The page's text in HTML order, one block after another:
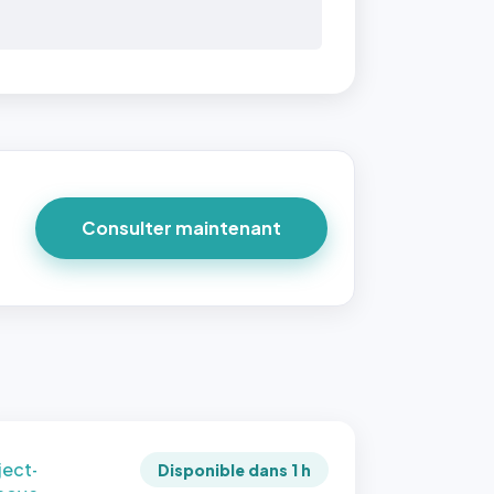
Consulter maintenant
par
1:1
Disponible dans 1 h